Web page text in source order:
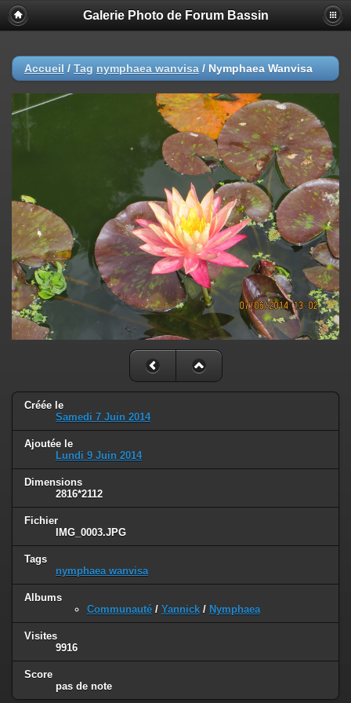
Galerie Photo de Forum Bassin
Accueil / Tag nymphaea wanvisa / Nymphaea Wanvisa
Créée le
Samedi 7 Juin 2014
Ajoutée le
Lundi 9 Juin 2014
Dimensions
2816*2112
Fichier
IMG_0003.JPG
Tags
nymphaea wanvisa
Albums
Communauté / Yannick / Nymphaea
Visites
9916
Score
pas de note